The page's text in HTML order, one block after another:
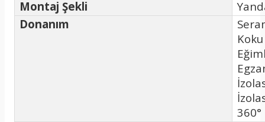
Montaj Şekli
Donanım